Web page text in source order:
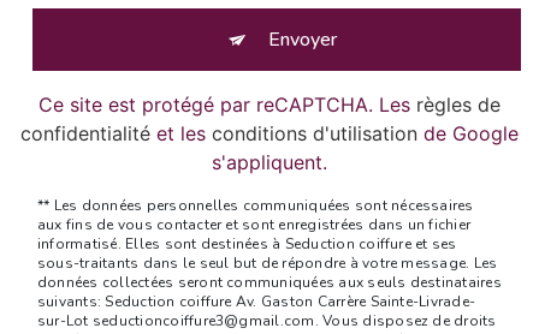
Envoyer
Ce site est protégé par reCAPTCHA. Les règles de
confidentialité et les conditions d'utilisation de Google
s'appliquent.
** Les données personnelles communiquées sont nécessaires
aux fins de vous contacter et sont enregistrées dans un fichier
informatisé. Elles sont destinées à Seduction coiffure et ses
sous-traitants dans le seul but de répondre à votre message. Les
données collectées seront communiquées aux seuls destinataires
suivants: Seduction coiffure Av. Gaston Carrère Sainte-Livrade-
sur-Lot seductioncoiffure3@gmail.com. Vous disposez de droits